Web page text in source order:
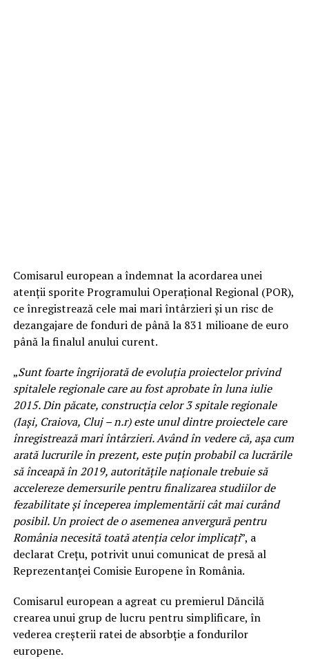
Comisarul european a îndemnat la acordarea unei
atenţii sporite Programului Operaţional Regional (POR),
ce înregistrează cele mai mari întârzieri şi un risc de
dezangajare de fonduri de până la 831 milioane de euro
până la finalul anului curent.
„Sunt foarte îngrijorată de evoluţia proiectelor privind
spitalele regionale care au fost aprobate în luna iulie
2015. Din păcate, construcţia celor 3 spitale regionale
(Iaşi, Craiova, Cluj – n.r) este unul dintre proiectele care
înregistrează mari întârzieri. Având în vedere că, aşa cum
arată lucrurile în prezent, este puţin probabil ca lucrările
să înceapă în 2019, autorităţile naţionale trebuie să
accelereze demersurile pentru finalizarea studiilor de
fezabilitate şi începerea implementării cât mai curând
posibil. Un proiect de o asemenea anvergură pentru
România necesită toată atenţia celor implicaţi”, a
declarat Creţu, potrivit unui comunicat de presă al
Reprezentanţei Comisie Europene în România.
Comisarul european a agreat cu premierul Dăncilă
crearea unui grup de lucru pentru simplificare, în
vederea creşterii ratei de absorbţie a fondurilor
europene.